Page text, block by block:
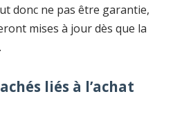
donc ne pas être garantie,
mises à jour dès que la
liés à l’achat